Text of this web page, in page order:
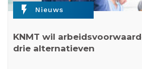
flash_on Nieuws
KNMT wil
drie alternatieven